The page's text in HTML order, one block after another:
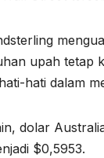
upah tetap
hati dalam
dolar
$0,5953.